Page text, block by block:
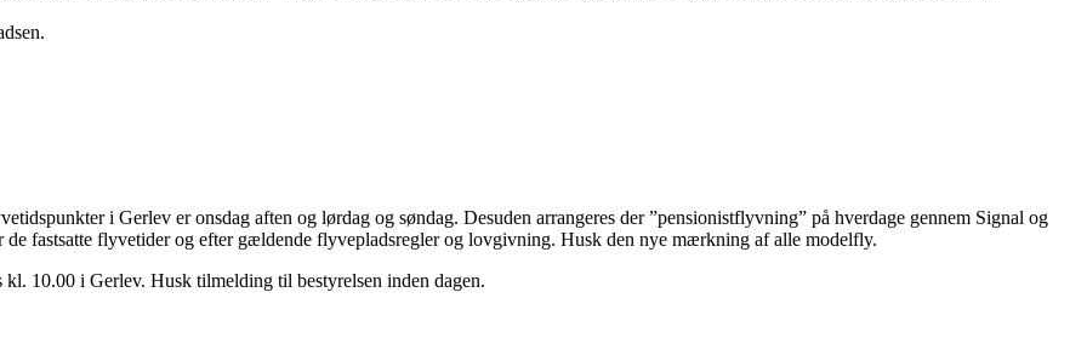
i Gerlev er onsdag aften og lørdag og søndag. Desuden arrangeres der ”pensionistflyvning” på hverdage gennem Signal og
fastsatte flyvetider og efter gældende flyvepladsregler og lovgivning. Husk den nye mærkning af alle modelfly.
10.00 i Gerlev. Husk tilmelding til bestyrelsen inden dagen.